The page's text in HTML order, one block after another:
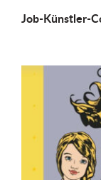
Job-Künstler-